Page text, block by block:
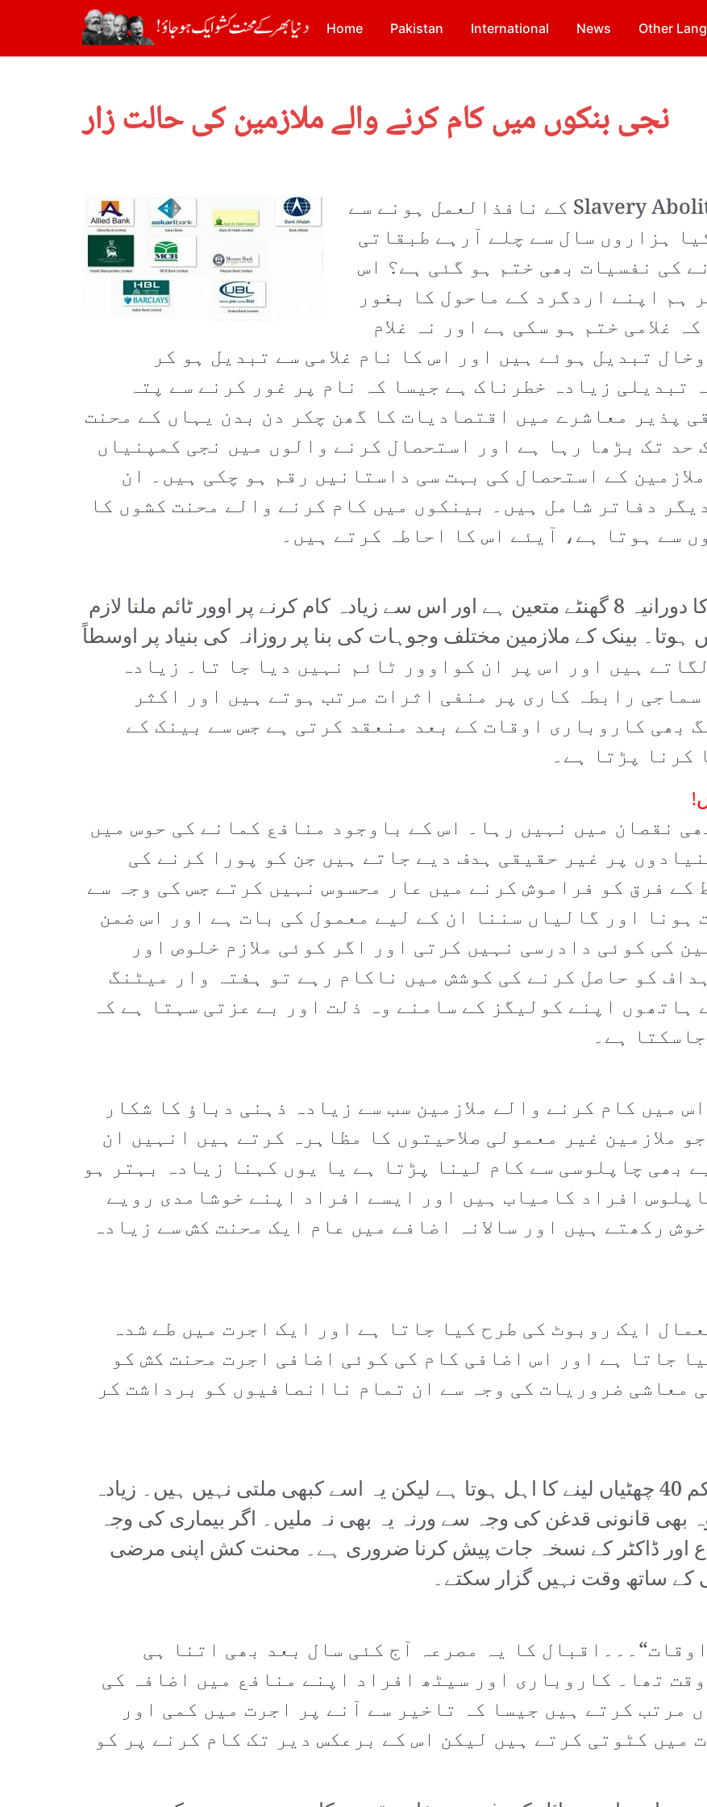
Home Pakistan International News Other
نجی بنکوں میں کام کرنے والے ملازمین کی حالت زار
کہنے کو غلامی 1833ء میں Slavery Abolition Act کے نافذالعمل ہونے سے
ہزاروں سال سے چلے آرہے طبقاتی
کی نفسیات بھی ختم ہو گئی ہے؟ اس
ہم اپنے اردگرد کے ماحول کا بغور
غلامی ختم ہو سکی ہے اور نہ غلام
تبدیل ہوئے ہیں اور اس کا نام غلامی سے تبدیل ہو کر
تبدیلی زیادہ خطرناک ہے جیسا کہ نام پر غور کرنے سے پتہ
پذیر معاشرے میں اقتصادیات کا گھن چکر دن بدن یہاں کے محنت
تک بڑھا رہا ہے اور استحصال کرنے والوں میں نجی کمپنیاں
کے استحصال کی بہت سی داستانیں رقم ہو چکی ہیں۔ ان
دفاتر شامل ہیں۔ بینکوں میں کام کرنے والے محنت کشوں کا
سے ہوتا ہے، آیئے اس کا احاطہ کرتے ہیں۔
لیبر قوانین کے تحت ملازمین کے کام کا دورانیہ 8 گھنٹے متعین ہے اور اس سے زیادہ کام کرنے پر اوور ٹائم ملنا لازم
بینک کے ملازمین مختلف وجوہات کی بنا پر روزانہ کی بنیاد پر اوسطاً
لگاتے ہیں اور اس پر ان کواوور ٹائم نہیں دیا جا تا۔ زیادہ
سماجی رابطہ کاری پر منفی اثرات مرتب ہوتے ہیں اور اکثر
بھی کاروباری اوقات کے بعد منعقد کرتی ہے جس سے بینک کے
کرنا پڑتا ہے۔
نقصان میں نہیں رہا۔ اس کے باوجود منافع کمانے کی حوس میں
پر غیر حقیقی ہدف دیے جاتے ہیں جن کو پورا کرنے کی
کے فرق کو فراموش کرنے میں عار محسوس نہیں کرتے جس کی وجہ سے
اور گالیاں سننا ان کے لیے معمول کی بات ہے اور اس ضمن
کی کوئی دادرسی نہیں کرتی اور اگر کوئی ملازم خلوص اور
کو حاصل کرنے کی کوشش میں ناکام رہے تو ہفتہ وار میٹنگ
ہاتھوں اپنے کولیگز کے سامنے وہ ذلت اور بے عزتی سہتا ہے کہ
ہے۔
میں کام کرنے والے ملازمین سب سے زیادہ ذہنی دباؤ کا شکار
ملازمین غیر معمولی صلاحیتوں کا مظاہرہ کرتے ہیں انہیں ان
بھی چاپلوسی سے کام لینا پڑتا ہے یا یوں کہنا زیادہ بہتر ہو
افراد کامیاب ہیں اور ایسے افراد اپنے خوشامدی رویے
رکھتے ہیں اور سالانہ اضافے میں عام ایک محنت کش سے زیادہ
ایک روبوٹ کی طرح کیا جاتا ہے اور ایک اجرت میں طے شدہ
جاتا ہے اور اس اضافی کام کی کوئی اضافی اجرت محنت کش کو
معاشی ضروریات کی وجہ سے ان تمام ناانصافیوں کو برداشت کر
ایک محنت کش ایک سال میں کم از کم 40 چھٹیاں لینے کا اہل ہوتا ہے لیکن یہ اسے کبھی ملتی نہیں ہیں۔ زیادہ
ہیں وہ بھی قانونی قدغن کی وجہ سے ورنہ یہ بھی نہ ملیں۔ اگر بیماری کی وجہ
اور ڈاکٹر کے نسخہ جات پیش کرنا ضروری ہے۔ محنت کش اپنی مرضی
کے ساتھ وقت نہیں گزار سکتے۔
کا یہ مصرعہ آج کئی سال بعد بھی اتنا ہی
تھا۔ کاروباری اور سیٹھ افراد اپنے منافع میں اضافہ کی
مرتب کرتے ہیں جیسا کہ تاخیر سے آنے پر اجرت میں کمی اور
میں کٹوتی کرتے ہیں لیکن اس کے برعکس دیر تک کام کرنے پر کو